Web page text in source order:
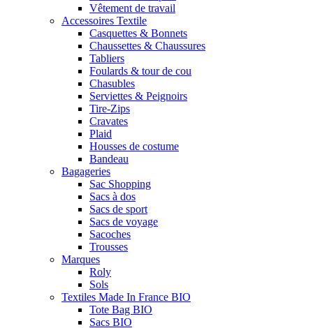
Vêtement de travail
Accessoires Textile
Casquettes & Bonnets
Chaussettes & Chaussures
Tabliers
Foulards & tour de cou
Chasubles
Serviettes & Peignoirs
Tire-Zips
Cravates
Plaid
Housses de costume
Bandeau
Bagageries
Sac Shopping
Sacs à dos
Sacs de sport
Sacs de voyage
Sacoches
Trousses
Marques
Roly
Sols
Textiles Made In France BIO
Tote Bag BIO
Sacs BIO